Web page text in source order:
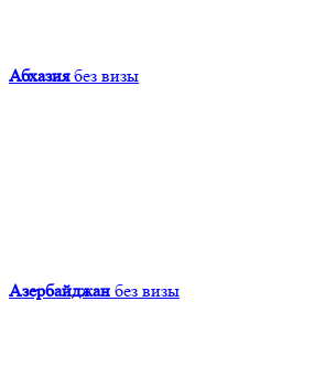
Абхазия без визы
Азербайджан без визы